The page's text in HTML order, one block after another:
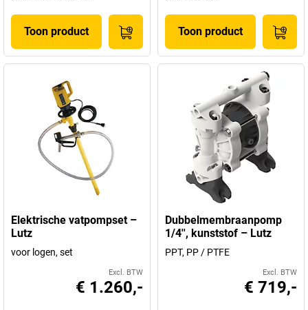
Toon product Toon product
Elektrische vatpompset –
Lutz
voor logen, set
Excl. BTW
€ 1.260,-
Dubbelmembraanpomp
1/4'', kunststof – Lutz
PPT, PP / PTFE
Excl. BTW
€ 719,-